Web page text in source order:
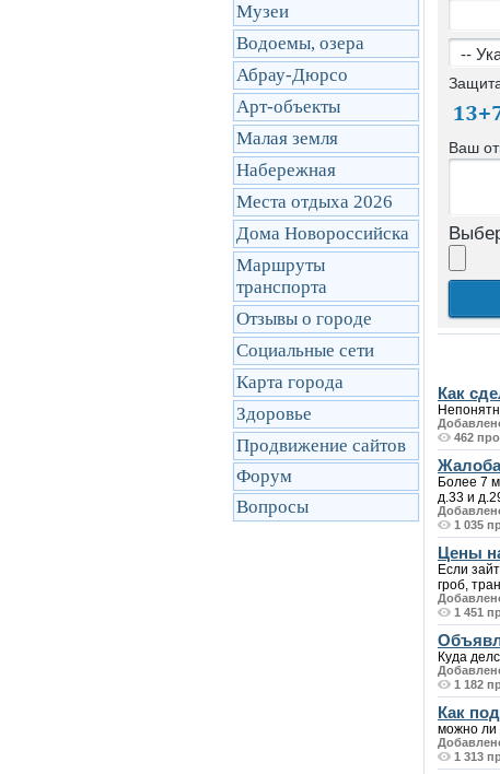
Музеи
Водоемы, озера
Абрау-Дюрсо
Арт-объекты
Малая земля
Набережная
Места отдыха 2026
Дома Новороссийска
Маршруты
транcпорта
Отзывы о городе
Социальные сети
Карта города
Здоровье
Продвижение сайтов
Форум
Вопросы
Ваш
Как
462
Жалоба
Более 7
д.33 и
1 035
Цены
Если
гроб,
1 451
Куда
1 182
Как
можно ли
1 313